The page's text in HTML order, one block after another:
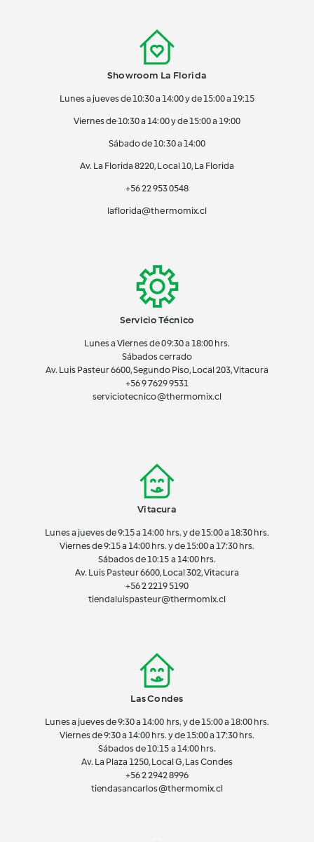
Showroom La Florida
Lunes a jueves de 10:30 a 14:00 y de 15:00 a 19:15
Viernes de 10:30 a 14:00 y de 15:00 a 19:00
Sábado de 10:30 a 14:00
Av. La Florida 8220, Local 10, La Florida
+56 22 953 0548
laflorida@thermomix.cl
Servicio Técnico
Lunes a Viernes de 09:30 a 18:00 hrs.
Sábados cerrado
Av. Luis Pasteur 6600, Segundo Piso, Local 203, Vitacura
+56 9 7629 9531
serviciotecnico@thermomix.cl
Vitacura
Lunes a jueves de 9:15 a 14:00 hrs. y de 15:00 a 18:30 hrs.
Viernes de 9:15 a 14:00 hrs. y de 15:00 a 17:30 hrs.
Sábados de 10:15 a 14:00 hrs.
Av. Luis Pasteur 6600, Local 302, Vitacura
+56 2 2219 5190
tiendaluispasteur@thermomix.cl
Las Condes
Lunes a jueves de 9:30 a 14:00 hrs. y de 15:00 a 18:00 hrs.
Viernes de 9:30 a 14:00 hrs. y de 15:00 a 17:30 hrs.
Sábados de 10:15 a 14:00 hrs.
Av. La Plaza 1250, Local G, Las Condes
+56 2 2942 8996
tiendasancarlos@thermomix.cl